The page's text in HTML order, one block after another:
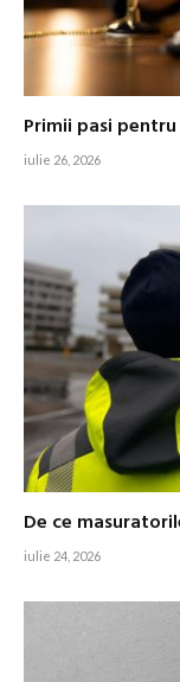
Primii pasi
iulie 26, 2026
De ce
iulie 24, 2026